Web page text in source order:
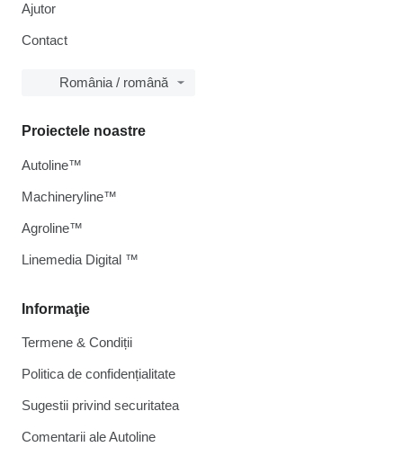
Ajutor
Contact
România / română
Informaţie
Termene & Condiții
Politica de confidențialitate
Sugestii privind securitatea
Comentarii ale Autoline
Proiectele noastre
Autoline™
Machineryline™
Agroline™
Linemedia Digital ™